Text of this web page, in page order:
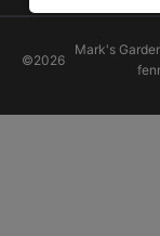
©2026
Mark's